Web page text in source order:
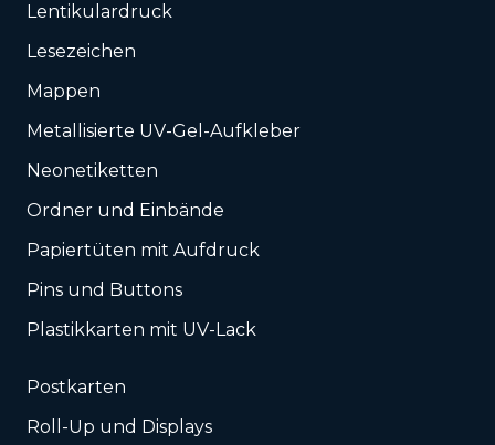
Lentikulardruck
Lesezeichen
Mappen
Metallisierte UV-Gel-Aufkleber
Neonetiketten
Ordner und Einbände
Papiertüten mit Aufdruck
Pins und Buttons
Plastikkarten mit UV-Lack
Postkarten
Roll-Up und Displays